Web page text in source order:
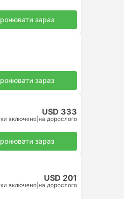
зараз
зараз
USD 333
включено на дорослого
зараз
USD 201
включено на дорослого